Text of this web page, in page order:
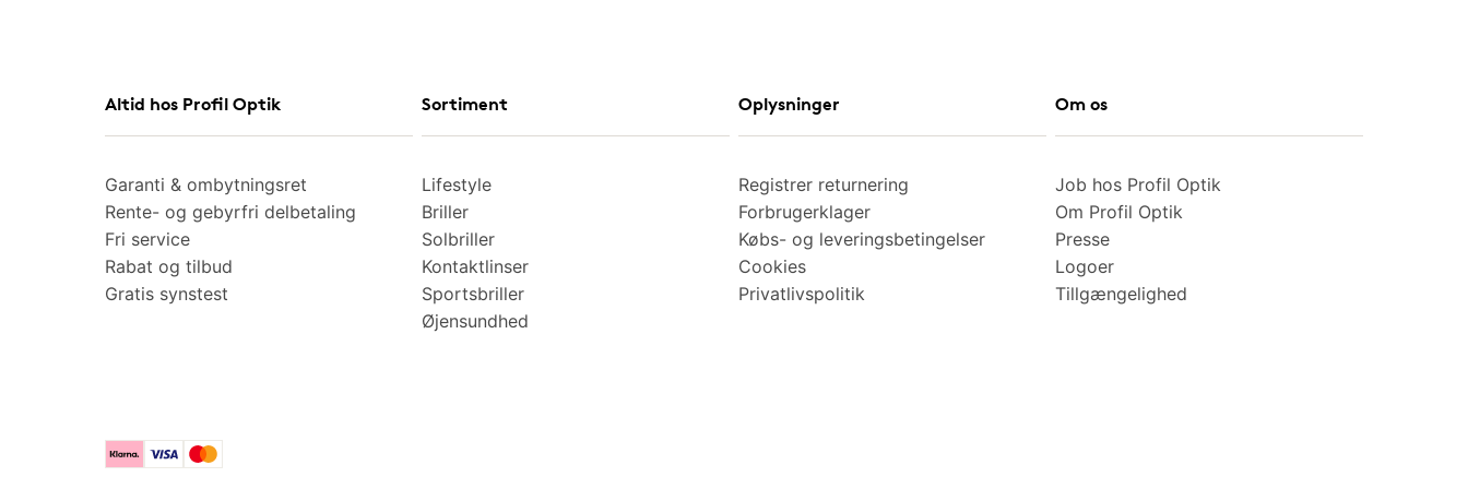
Altid hos Profil Optik
Garanti & ombytningsret
Rente- og gebyrfri delbetaling
Fri service
Rabat og tilbud
Gratis synstest
Sortiment
Lifestyle
Briller
Solbriller
Kontaktlinser
Sportsbriller
Øjensundhed
Oplysninger
Registrer returnering
Forbrugerklager
Købs- og leveringsbetingelser
Cookies
Privatlivspolitik
Om os
Job hos Profil Optik
Om Profil Optik
Presse
Logoer
Tillgængelighed
KlarnaVisa Mastercard